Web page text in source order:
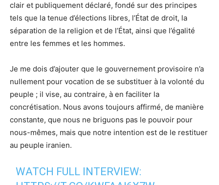
clair et publiquement déclaré, fondé sur des principes
tels que la tenue d’élections libres, l’État de droit, la
séparation de la religion et de l’État, ainsi que l’égalité
entre les femmes et les hommes.
Je me dois d’ajouter que le gouvernement provisoire n’a
nullement pour vocation de se substituer à la volonté du
peuple ; il vise, au contraire, à en faciliter la
concrétisation. Nous avons toujours affirmé, de manière
constante, que nous ne briguons pas le pouvoir pour
nous-mêmes, mais que notre intention est de le restituer
au peuple iranien.
WATCH FULL INTERVIEW: